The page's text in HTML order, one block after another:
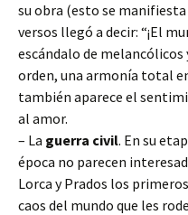
su obra (esto se manifiesta
versos llegó a decir: “¡El
escándalo de melancólicos
orden, una armonía total
también aparece el
al amor.
– La guerra civil. En su
época no parecen
Lorca y Prados los
caos del mundo que les